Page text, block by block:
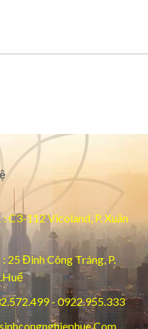
C3-112 Vicoland, P. Xuân
25 Đinh Công Tráng, P.
- 0922.955.333